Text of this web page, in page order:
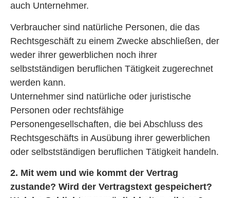
auch Unternehmer.
Verbraucher sind natürliche Personen, die das
Rechtsgeschäft zu einem Zwecke abschließen, der
weder ihrer gewerblichen noch ihrer
selbstständigen beruflichen Tätigkeit zugerechnet
werden kann.
Unternehmer sind natürliche oder juristische
Personen oder rechtsfähige
Personengesellschaften, die bei Abschluss des
Rechtsgeschäfts in Ausübung ihrer gewerblichen
oder selbstständigen beruflichen Tätigkeit handeln.
2. Mit wem und wie kommt der Vertrag
zustande? Wird der Vertragstext gespeichert?